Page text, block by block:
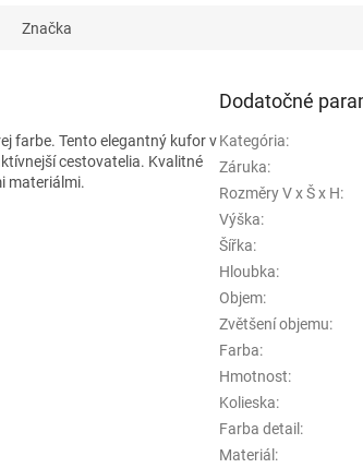
Značka
farbe. Tento elegantný kufor v
cestovatelia. Kvalitné
materiálmi.
Dodatočné
Kategória:
Záruka:
Rozměry V x Š x H:
Výška:
Šířka:
Hloubka:
Objem:
Zvětšení objemu:
Farba:
Hmotnost:
Kolieska:
Farba detail :
Materiál :